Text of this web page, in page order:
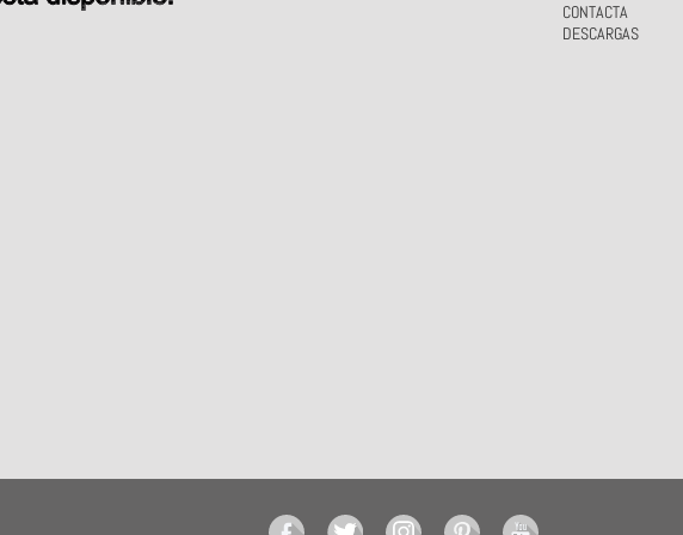
CONTACTA
DESCARGAS